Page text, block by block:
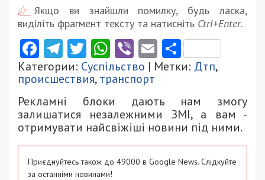
Якщо ви знайшли помилку, будь ласка,
виділіть фрагмент тексту та натисніть Ctrl+Enter.
Facebook
Telegram
Twitter
WhatsApp
ViberEmail
Категории: Суспільство | Метки: Дтп,
происшествия,транспорт
Рекламні блоки дають нам змогу
залишатися незалежними ЗМІ, а вам -
отримувати найсвіжіші новини під ними.
Приєднуйтесь також до 49000 в Google News. Слідкуйте
за останніми новинами!